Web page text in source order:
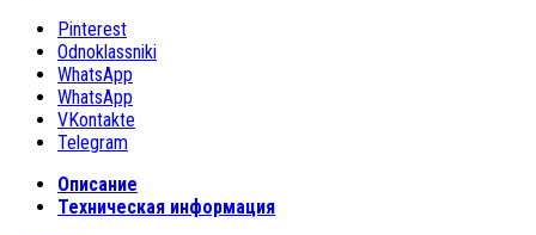
Pinterest
Odnoklassniki
WhatsApp
WhatsApp
VKontakte
Telegram
Описание
Техническая информация